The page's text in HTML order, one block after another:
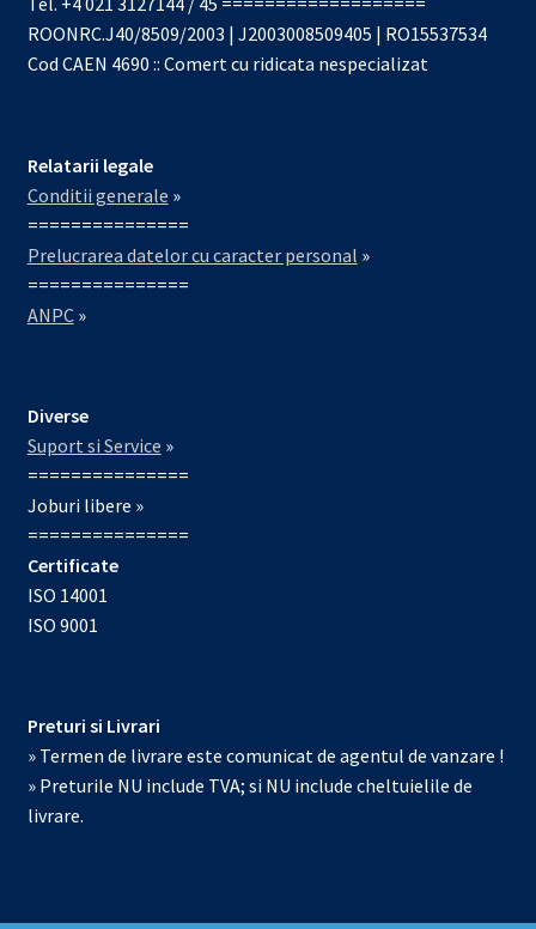
ROONRC.J40/8509/2003 | J2003008509405 | RO15537534
Cod CAEN 4690 :: Comert cu ridicata nespecializat
Relatarii legale
Conditii generale »
===============
Prelucrarea datelor cu caracter personal »
===============
ANPC»
Diverse
Suport si Service »
===============
Joburi libere »
===============
Certificate
ISO 14001
ISO 9001
Preturi si Livrari
» Termen de livrare este comunicat de agentul de vanzare !
» Preturile NU include TVA; si NU include cheltuielile de
livrare.